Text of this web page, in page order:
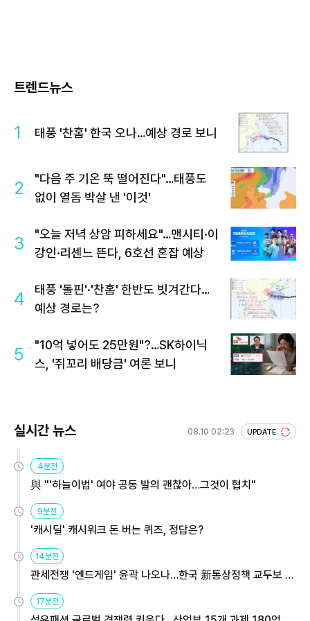
트렌드뉴스
1 태풍 '찬홈' 한국 오나…예상 경로 보니
2
"다음 주 기온 뚝 떨어진다"…태풍도
없이 열돔 박살 낸 '이것'
3
"오늘 저녁 상암 피하세요"…맨시티·이
강인·리센느 뜬다, 6호선 혼잡 예상
4
태풍 '돌핀'·'찬홈' 한반도 빗겨간다…
예상 경로는?
5
"10억 넣어도 25만원"?…SK하이닉
스, '쥐꼬리 배당금' 여론 보니
실시간 뉴스 08.10 02:23 UPDATE
4분전
與 "'하늘이법' 여야 공동 발의 괜찮아…그것이 협치"
9분전
'캐시딜' 캐시워크 돈 버는 퀴즈, 정답은?
14분전
관세전쟁 '엔드게임' 윤곽 나오나…한국 新통상정책 교두보 활
용해야
17분전